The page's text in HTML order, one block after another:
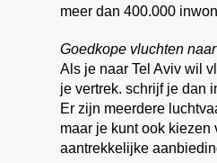
meer dan 400.000
Goedkope vluchten
Als je naar Tel Aviv wil
je vertrek. schrijf je dan
Er zijn meerdere
maar je kunt ook kiezen
aantrekkelijke